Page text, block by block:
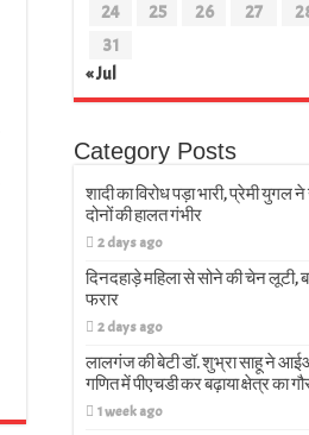
24
25 26 27
31
« Jul
Category Posts
शादी का विरोध पड़ा भारी, प्रेमी
दोनों की हालत गंभीर
2 days ago
दिनदहाड़े महिला से सोने की चेन लूटी,
फरार
2 days ago
लालगंज की बेटी डॉ. शुभ्रा साहू ने
गणित में पीएचडी कर बढ़ाया क्षेत्र का
1 week ago